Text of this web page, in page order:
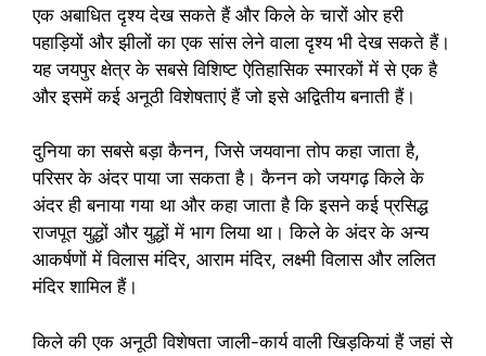
एक अबाधित दृश्य देख सकते हैं और किले के चारों ओर हरी
पहाड़ियों और झीलों का एक सांस लेने वाला दृश्य भी देख सकते हैं।
यह जयपुर क्षेत्र के सबसे विशिष्ट ऐतिहासिक स्मारकों में से एक है
और इसमें कई अनूठी विशेषताएं हैं जो इसे अद्वितीय बनाती हैं।
दुनिया का सबसे बड़ा कैनन, जिसे जयवाना तोप कहा जाता है,
परिसर के अंदर पाया जा सकता है। कैनन को जयगढ़ किले के
अंदर ही बनाया गया था और कहा जाता है कि इसने कई प्रसिद्ध
राजपूत युद्धों और युद्धों में भाग लिया था। किले के अंदर के अन्य
आकर्षणों में विलास मंदिर, आराम मंदिर, लक्ष्मी विलास और ललित
मंदिर शामिल हैं।
किले की एक अनूठी विशेषता जाली-कार्य वाली खिड़कियां हैं जहां से